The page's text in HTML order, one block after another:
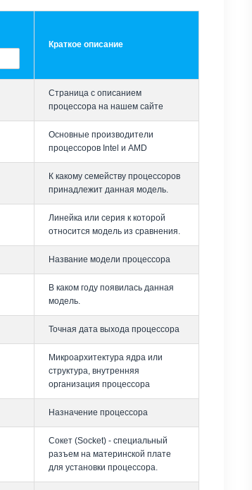
Краткое описание
Страница с описанием
процессора на нашем сайте
Основные производители
процессоров Intel и AMD
К какому семейству процессоров
принадлежит данная модель.
Линейка или серия к которой
относится модель из сравнения.
Название модели процессора
В каком году появилась данная
модель.
Точная дата выхода процессора
Микроархитектура ядра или
структура, внутренняя
организация процессора
Назначение процессора
Сокет (Socket) - специальный
разъем на материнской плате
для установки процессора.